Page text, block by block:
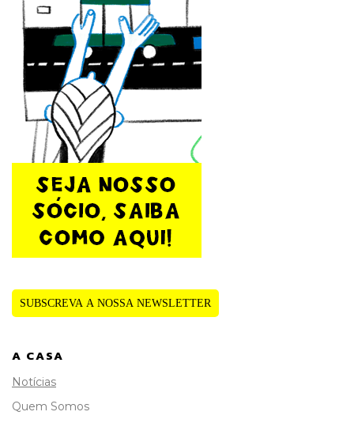
SUBSCREVA A NOSSA NEWSLETTER
A CASA
Notícias
Quem Somos